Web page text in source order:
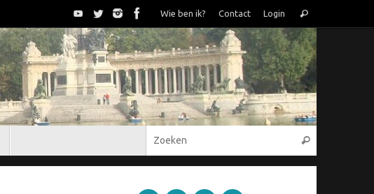
Wie ben ik? Contact Login
naar:
Zoeken
Zoeken